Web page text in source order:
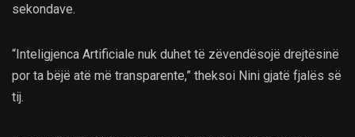
sekondave.
“Inteligjenca Artificiale nuk duhet të zëvendësojë drejtësinë
por ta bëjë atë më transparente,” theksoi Nini gjatë fjalës së
tij.